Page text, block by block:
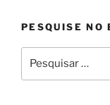
PESQUISE NO
por: